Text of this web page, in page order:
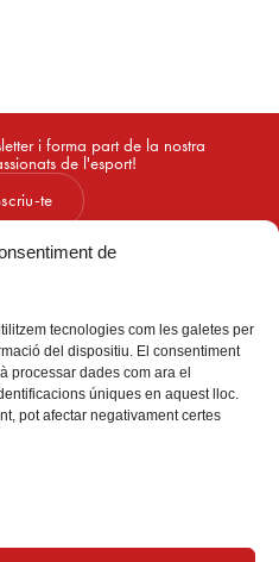
de
tecnologies com les galetes per
del dispositiu. El consentiment
processar dades com ara el
úniques en aquest lloc.
pot afectar negativament certes
i forma part de la nostra
de l'esport!
te